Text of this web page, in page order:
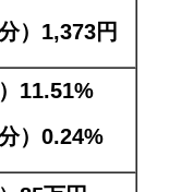
）1,373円
11.51%
）0.24%